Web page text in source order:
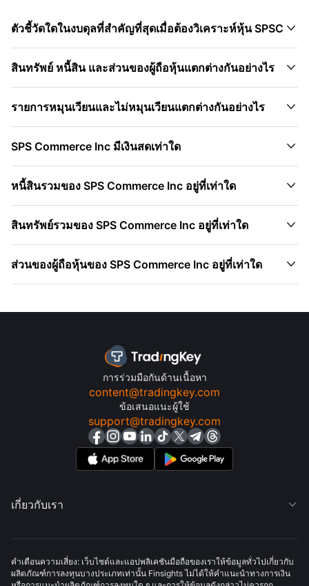
ตัวชี้วัดใดในงบดุลที่สำคัญที่สุดเมื่อต้องวิเคราะห์หุ้น SPSC 
สินทรัพย์ หนี้สิน และส่วนของผู้ถือหุ้นแตกต่างกันอย่างไร 
รายการหมุนเวียนและไม่หมุนเวียนแตกต่างกันอย่างไร 
SPS Commerce Inc มีเงินสดเท่าใด 
หนี้สินรวมของ SPS Commerce Inc อยู่ที่เท่าใด 
สินทรัพย์รวมของ SPS Commerce Inc อยู่ที่เท่าใด 
ส่วนของผู้ถือหุ้นของ SPS Commerce Inc อยู่ที่เท่าใด 
การร่วมมือกันด้านเนื้อหา
content@tradingkey.com
ข้อเสนอแนะผู้ใช้
support@tradingkey.com
เกี่ยวกับเรา 
คำเตือนความเสี่ยง: เว็บไซต์และแอปพลิเคชันมือถือของเราให้ข้อมูลทั่วไปเกี่ยวกับ
ผลิตภัณฑ์การลงทุนบางประเภทเท่านั้น Finsights ไม่ได้ให้คำแนะนำทางการเงิน